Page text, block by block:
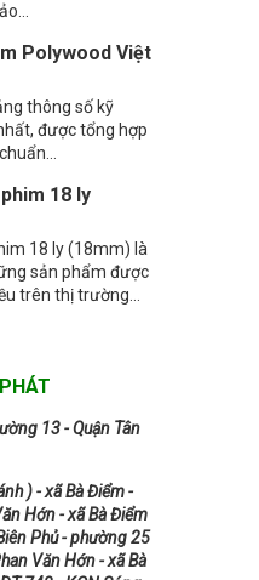
Polywood Việt
thông số kỹ
được tổng hợp
18 ly
18 ly (18mm) là
sản phẩm được
trên thị trường...
13 - Quận Tân
) - xã Bà Điểm -
Hớn - xã Bà Điểm
Phủ - phường 25
Văn Hớn - xã Bà